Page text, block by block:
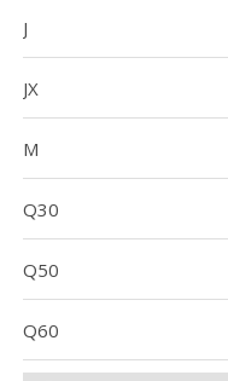
J
JX
M
Q30
Q50
Q60